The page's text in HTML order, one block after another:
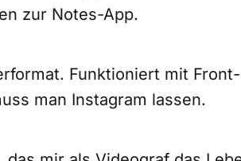
zur Notes-App.
Funktioniert mit
man Instagram lassen.